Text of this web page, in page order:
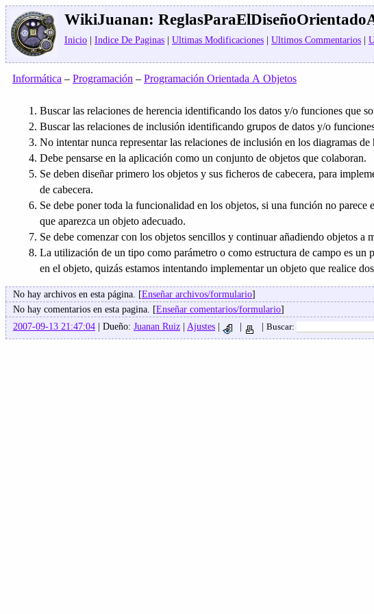
WikiJuanan:
Inicio | Indice De Paginas | Ultimas Modificaciones | Ultimos Commentarios |
Informática – Programación – Programación Orientada A Objetos
Buscar las relaciones de herencia identificando los datos y/o funciones que
Buscar las relaciones de inclusión identificando grupos de datos y/o
No intentar nunca representar las relaciones de inclusión en los diagramas de
Debe pensarse en la aplicación como un conjunto de objetos que colaboran.
Se deben diseñar primero los objetos y sus ficheros de cabecera, para
de cabecera.
Se debe poner toda la funcionalidad en los objetos, si una función no parece
que aparezca un objeto adecuado.
Se debe comenzar con los objetos sencillos y continuar añadiendo objetos a
La utilización de un tipo como parámetro o como estructura de campo es
en el objeto, quizás estamos intentando implementar un objeto que realice
No hay archivos en esta página. [Enseñar archivos/formulario]
No hay comentarios en esta pagina. [Enseñar comentarios/formulario]
2007-09-13 21:47:04 | Dueño: Juanan Ruiz | Ajustes | | | Buscar: